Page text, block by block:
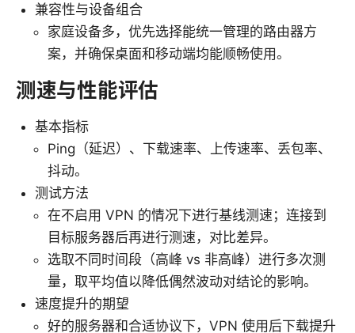
兼容性与设备组合
家庭设备多，优先选择能统一管理的路由器方
案，并确保桌面和移动端均能顺畅使用。
测速与性能评估
基本指标
Ping（延迟）、下载速率、上传速率、丢包率、
抖动。
测试方法
在不启用 VPN 的情况下进行基线测速；连接到
目标服务器后再进行测速，对比差异。
选取不同时间段（高峰 vs 非高峰）进行多次测
量，取平均值以降低偶然波动对结论的影响。
速度提升的期望
好的服务器和合适协议下，VPN 使用后下载提升